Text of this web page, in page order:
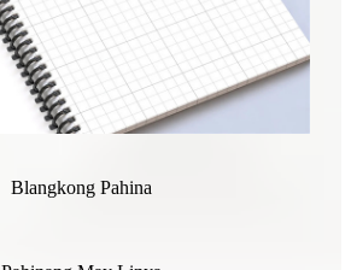
Blangkong Pahina